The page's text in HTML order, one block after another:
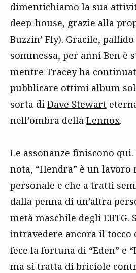
dimentichiamo la sua
deep-house, grazie alla
Buzzin’ Fly). Gracile,
sommessa, per anni Ben è
mentre Tracey ha
pubblicare ottimi album
sorta di Dave Stewart
nell’ombra della Lennox.
Le assonanze finiscono
nota, “Hendra” è un lavoro
personale e che a tratti
dalla penna di un’altra
metà maschile degli EBTG.
intravedere ancora il
fece la fortuna di “Eden” e
ma si tratta di briciole